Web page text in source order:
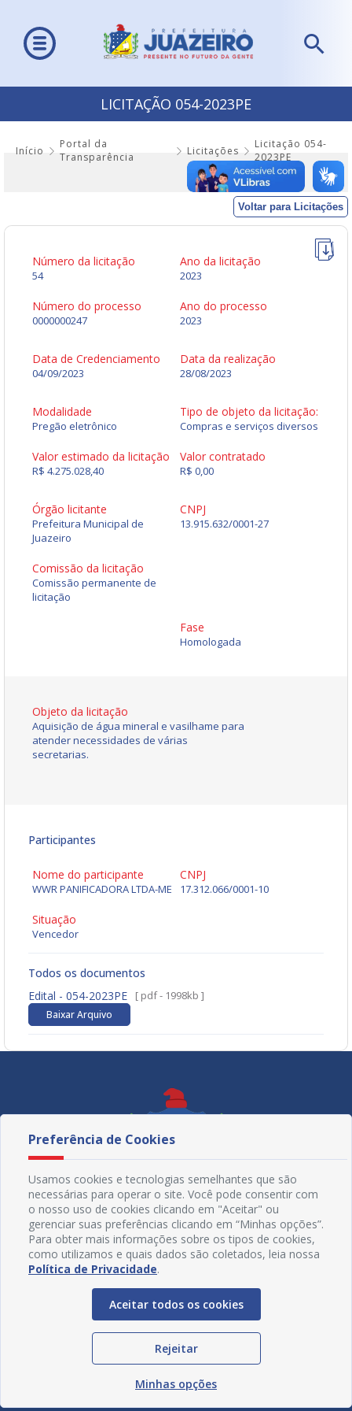
LICITAÇÃO 054-2023PE
Início
Portal da
Transparência
Licitações
Licitação 054-
2023PE
Voltar para Licitações
Número da licitação
54
Ano da licitação
2023
Número do processo
0000000247
Ano do processo
2023
Data de Credenciamento
04/09/2023
Data da realização
28/08/2023
Modalidade
Pregão eletrônico
Tipo de objeto da licitação:
Compras e serviços diversos
Valor estimado da licitação
R$ 4.275.028,40
Valor contratado
R$ 0,00
Órgão licitante
Prefeitura Municipal de
Juazeiro
CNPJ
13.915.632/0001-27
Comissão da licitação
Comissão permanente de
licitação
Fase
Homologada
Objeto da licitação
Aquisição de água mineral e vasilhame para
atender necessidades de várias
secretarias.
Participantes
Nome do participante
WWR PANIFICADORA LTDA-ME
CNPJ
17.312.066/0001-10
Situação
Vencedor
Todos os documentos
Edital - 054-2023PE
[ pdf - 1998kb ]
Baixar Arquivo
Preferência de Cookies
Usamos cookies e tecnologias semelhantes que são
necessárias para operar o site. Você pode consentir com
o nosso uso de cookies clicando em "Aceitar" ou
gerenciar suas preferências clicando em “Minhas opções”.
Para obter mais informações sobre os tipos de cookies,
como utilizamos e quais dados são coletados, leia nossa
Política de Privacidade.
Aceitar todos os cookies
Rejeitar
Minhas opções